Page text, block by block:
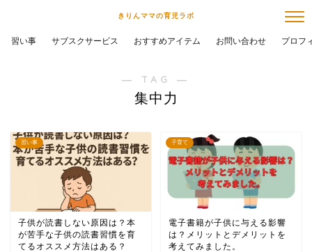
きりんママの育児ラボ
習い事 サブスクサービス おすすめアイテム お問い合わせ プロフ
― TAG ―
集中力
習い事
子供が読書しない原因は？本
が苦手な子供の読書習慣を育
てるオススメ方法はある？
子育て
電子書籍が子供に与える影響
は？メリットとデメリットを
考えてみました。